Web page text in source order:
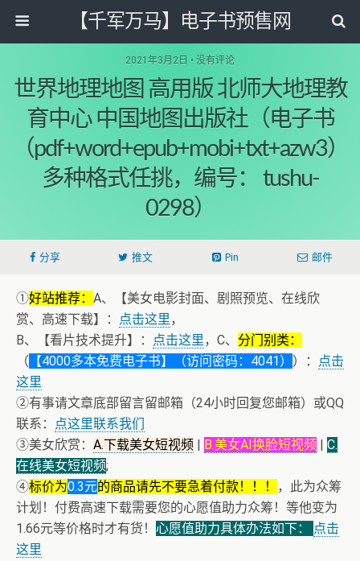
【千军万马】电子书预售网
2021年3月2日 • 没有评论
世界地理地图 高用版 北师大地理教
育中心 中国地图出版社（电子书
（pdf+word+epub+mobi+txt+azw3）
多种格式任挑，编号： tushu-
0298）
分享 推文 Pin 邮件
①好站推荐： A、【美女电影封面、剧照预览、在线欣
赏、高速下载】：
点击这里，
B、【看片技术提升】：
点击这里，C、 分门别类：
（ 【4000多本免费电子书】（访问密码：4041） ）：
点击
这里
②有事请文章底部留言留邮箱（24小时回复您邮箱）或QQ
联系：
点这里联系我们
③美女欣赏： A.下载美女短视频 | B.美女AI换脸短视频 | C.
在线美女短视频;
④标价为0.3元的商品请先不要急着付款！！！
，此为众筹
计划！付费高速下载需要您的心愿值助力众筹！等他变为
1.66元等价格时才有货！ 心愿值助力具体办法如下：
点击
这里